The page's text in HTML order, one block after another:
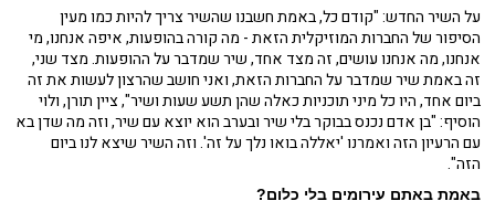
על השיר החדש: "קודם כל, באמת חשבנו שהשיר צריך להיות כמו מעין
הסיפור של החברות המוזיקלית הזאת - מה קורה בהופעות, איפה אנחנו, מי
אנחנו, מה אנחנו עושים, זה מצד אחד, שיר שמדבר על ההופעות. מצד שני,
זה באמת שיר שמדבר על החברות הזאת, ואני חושב שהרצון לעשות את זה
ביום אחד, היו כל מיני תוכניות כאלה שהן תשע שעות ושיר", ציין תורן, ולוי
הוסיף: "בן אדם נכנס בבוקר בלי שיר ובערב הוא יוצא עם שיר, וזה מה שדן בא
עם הרעיון הזה ואמרנו 'יאללה בואו נלך על זה'. וזה השיר שיצא לנו ביום
הזה".
באמת באתם עירומים בלי כלום?